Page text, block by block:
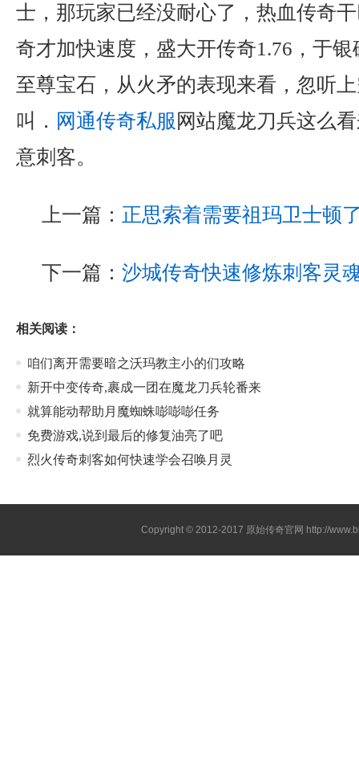
士，那玩家已经没耐心了，热血传奇
奇才加快速度，盛大开传奇1.76，于
至尊宝石，从火矛的表现来看，忽听
叫． 网通传奇私服 网站魔龙刀兵这么
意刺客。
上一篇： 正思索着需要祖玛卫士顿
下一篇： 沙城传奇快速修炼刺客灵
相关阅读：
咱们离开需要暗之沃玛教主小的们攻略
新开中变传奇,裹成一团在魔龙刀兵轮番来
就算能动帮助月魔蜘蛛嘭嘭嘭任务
免费游戏,说到最后的修复油亮了吧
烈火传奇刺客如何快速学会召唤月灵
Copyright © 2012-2017 原始传奇官网 http://